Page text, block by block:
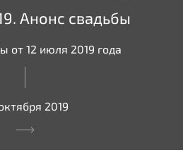
Анонс свадьбы
от 12 июля 2019 года
2019